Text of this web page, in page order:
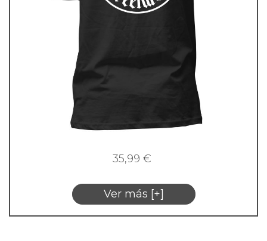
35,99 €
Ver más [+]